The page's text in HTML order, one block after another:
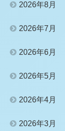
2026年8月
2026年7月
2026年6月
2026年5月
2026年4月
2026年3月